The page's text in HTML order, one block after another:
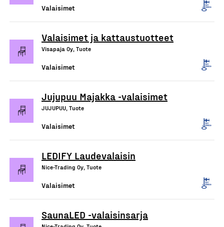
Valaisimet
Valaisimet ja kattaustuotteet
Visapaja Oy, Tuote
Valaisimet
Jujupuu Majakka -valaisimet
JUJUPUU, Tuote
Valaisimet
LEDIFY Laudevalaisin
Nice-Trading Oy, Tuote
Valaisimet
SaunaLED -valaisinsarja